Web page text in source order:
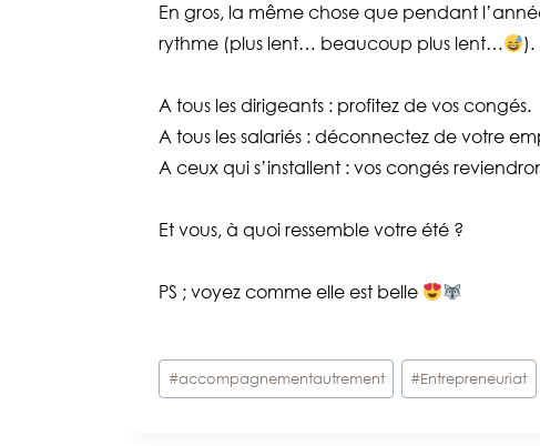
En gros, la même chose que pendant
rythme (plus lent… beaucoup plus lent…
).
A tous les dirigeants : profitez de vos congés.
A tous les salariés : déconnectez de votre
A ceux qui s’installent : vos congés
Et vous, à quoi ressemble votre été ?
PS ; voyez comme elle est belle
Étiquettes
de
#accompagnementautrement #Entrepreneuriat